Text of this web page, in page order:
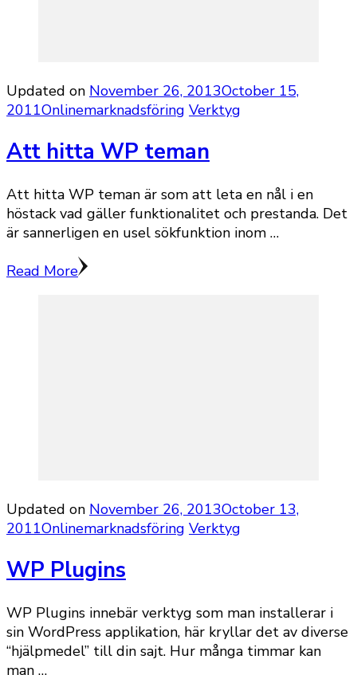
Updated on November 26, 2013October 15,
2011Onlinemarknadsföring Verktyg
Att hitta WP teman
Att hitta WP teman är som att leta en nål i en
höstack vad gäller funktionalitet och prestanda. Det
är sannerligen en usel sökfunktion inom …
Read More
Updated on November 26, 2013October 13,
2011Onlinemarknadsföring Verktyg
WP Plugins
WP Plugins innebär verktyg som man installerar i
sin WordPress applikation, här kryllar det av diverse
“hjälpmedel” till din sajt. Hur många timmar kan
man …